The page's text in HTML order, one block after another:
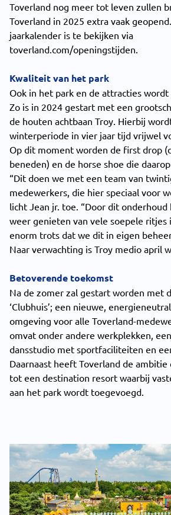
Toverland nog meer tot leven zullen
Toverland in 2025 extra vaak
jaarkalender is te bekijken via
toverland.com/openingstijden.
Kwaliteit van het park
Ook in het park en de attracties
Zo is in 2024 gestart met een
de houten achtbaan Troy. Hierbij
winterperiode in vier jaar tijd vrijwel
Op dit moment worden de first drop
beneden) en de horse shoe die
“Dit doen we met een team van
medewerkers, die hier speciaal voor
licht Jean jr. toe. “Door dit onderhoud
weer genieten van vele soepele ritjes
enorm trots dat we dit in eigen
Naar verwachting is Troy medio april
Betoverende toekomst
Na de zomer zal gestart worden met
‘Clubhuis’; een nieuwe,
omgeving voor alle Toverland-
omvat onder andere werkplekken,
dansstudio met sportfaciliteiten en
Daarnaast heeft Toverland de
tot een destination resort waarbij
aan het park wordt toegevoegd.